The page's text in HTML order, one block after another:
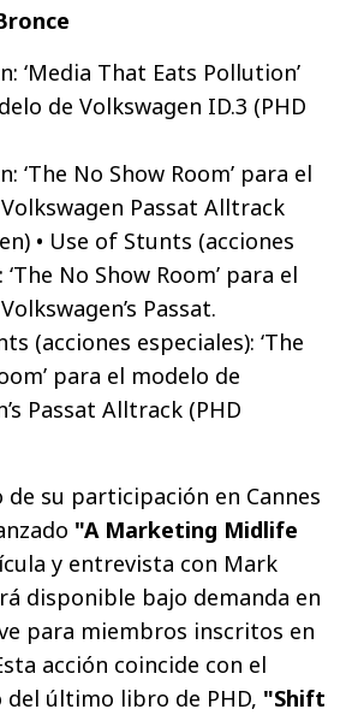
‘Media That Eats Pollution’
de Volkswagen ID.3 (PHD
‘The No Show Room’ para el
Passat Alltrack
• Use of Stunts (acciones
‘The No Show Room’ para el
Passat.
(acciones especiales): ‘The
para el modelo de
Passat Alltrack (PHD
su participación en Cannes
"A Marketing Midlife
y entrevista con Mark
disponible bajo demanda en
para miembros inscritos en
acción coincide con el
último libro de PHD, "Shift